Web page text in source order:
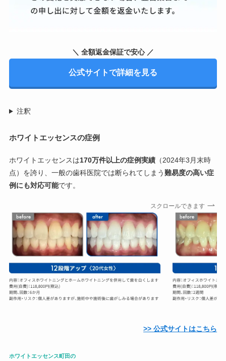
＼ 全額返金保証で安心 ／
公式サイトで詳細を見る
注釈
ホワイトエッセンスの症例
ホワイトエッセンスは170万件以上の症例実績（2024年3月末時
点）を誇り、一般の歯科医院では断られてしまう難易度の高い症
例にも対応可能です。
スクロールできます
>> 公式サイトはこちら
ホワイトエッセンス町田の